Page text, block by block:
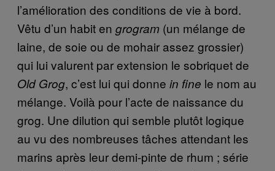
l’amélioration des conditions de vie à bord.
Vêtu d’un habit en grogram (un mélange de
laine, de soie ou de mohair assez grossier)
qui lui valurent par extension le sobriquet de
Old Grog, c’est lui qui donne in fine le nom au
mélange. Voilà pour l’acte de naissance du
grog. Une dilution qui semble plutôt logique
au vu des nombreuses tâches attendant les
marins après leur demi-pinte de rhum ; série